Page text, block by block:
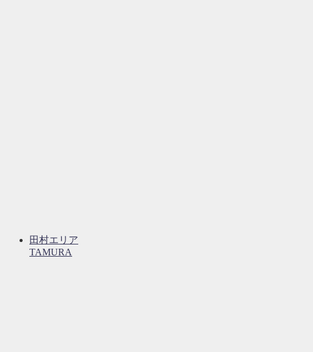
田村エリア
TAMURA